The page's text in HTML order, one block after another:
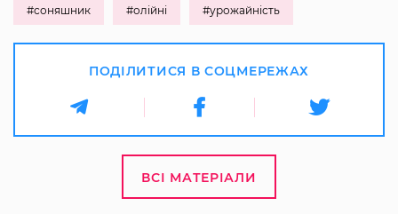
#соняшник #олійні #урожайність
ПОДІЛИТИСЯ В СОЦМЕРЕЖАХ
ВСІ МАТЕРІАЛИ